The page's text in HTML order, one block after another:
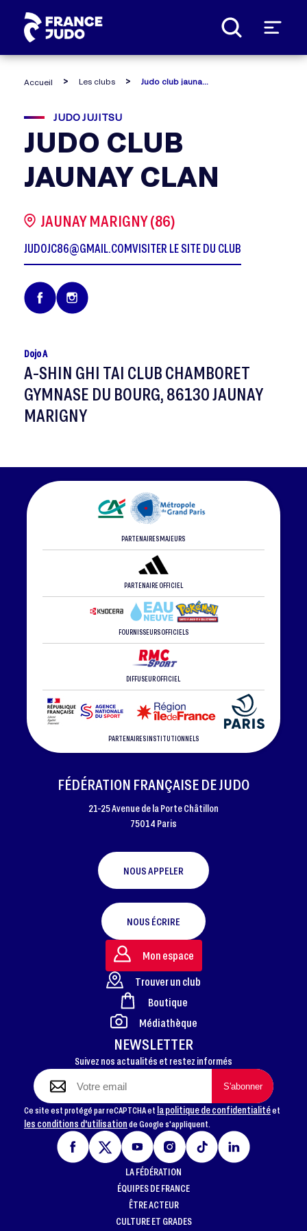
Accueil Les clubs
JUDO JUJITSU
JUDO CLUB
JAUNAY CLAN
JAUNAY MARIGNY (86)
JUDOJC86@GMAIL.COMVISITER LE SITE DU CLUB
Dojo A
A-SHIN GHI TAI CLUB CHAMBORET
GYMNASE DU BOURG, 86130 JAUNAY
MARIGNY
PARTENAIRES MAJEURS
PARTENAIRE OFFICIEL
FOURNISSEURS OFFICIELS
DIFFUSEUR OFFICIEL
PARTENAIRES INSTITUTIONNELS
FOOTER
FÉDÉRATION FRANÇAISE DE JUDO
21-25 Avenue de la Porte Châtillon
75014 Paris
NOUS APPELER
NOUS ÉCRIRE
NEWSLETTER
Suivez nos actualités et restez informés
Ce site est protégé par reCAPTCHA et la politique de confidentialitéet
les conditions d'utilisationde Google s'appliquent.
Mon espace
Trouver un club
Boutique
Médiathèque
LA FÉDÉRATION
ÉQUIPES DE FRANCE
ÊTRE ACTEUR
CULTURE ET GRADES